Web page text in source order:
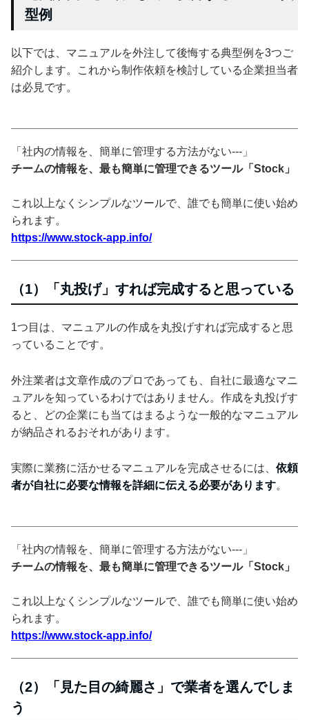
型例
以下では、マニュアルを外注して後悔する典型例を3つご
紹介します。これから制作依頼を検討している企業担当者
は必見です。
「社内の情報を、簡単に管理する方法がない---」
チームの情報を、最も簡単に管理できるツール「Stock」
これ以上なくシンプルなツールで、誰でも簡単に使い始め
られます。
https://www.stock-app.info/
（1）「丸投げ」すれば完成すると思っている
1つ目は、マニュアルの作成を丸投げすれば完成すると思
っていることです。
外注業者は文章作成のプロであっても、自社に最適なマニ
ュアルを知っているわけではありません。作成を丸投げす
ると、どの企業にも当てはまるような一般的なマニュアル
が納品されるおそれがあります。
実際に業務に活かせるマニュアルを完成させるには、 依頼
者が自社に必要な情報を詳細に伝える必要があります。
「社内の情報を、簡単に管理する方法がない---」
チームの情報を、最も簡単に管理できるツール「Stock」
これ以上なくシンプルなツールで、誰でも簡単に使い始め
られます。
https://www.stock-app.info/
（2）「見た目の綺麗さ」で業者を選んでしま
う